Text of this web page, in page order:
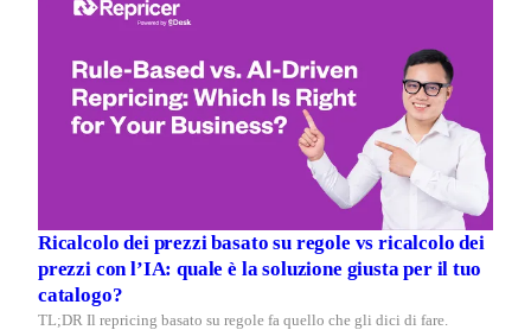
Ricalcolo dei prezzi basato su regole vs ricalcolo dei
prezzi con l’IA: quale è la soluzione giusta per il tuo
catalogo?
TL;DR Il repricing basato su regole fa quello che gli dici di fare.